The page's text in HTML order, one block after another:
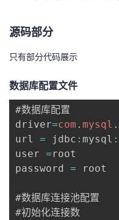
源码部分
只有部分代码展示
数据库配置文件
#数据库配置
driver=com . mysql .
url = jdbc : mysql :
user =root
password = root
#数据库连接池配置
#初始化连接数